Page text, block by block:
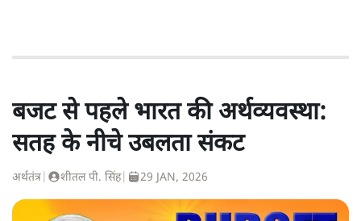
बजट से पहले भारत की अर्थव्यवस्था:
सतह के नीचे उबलता संकट
अर्थतंत्र शीतल पी. सिंह| 29 JAN, 2026